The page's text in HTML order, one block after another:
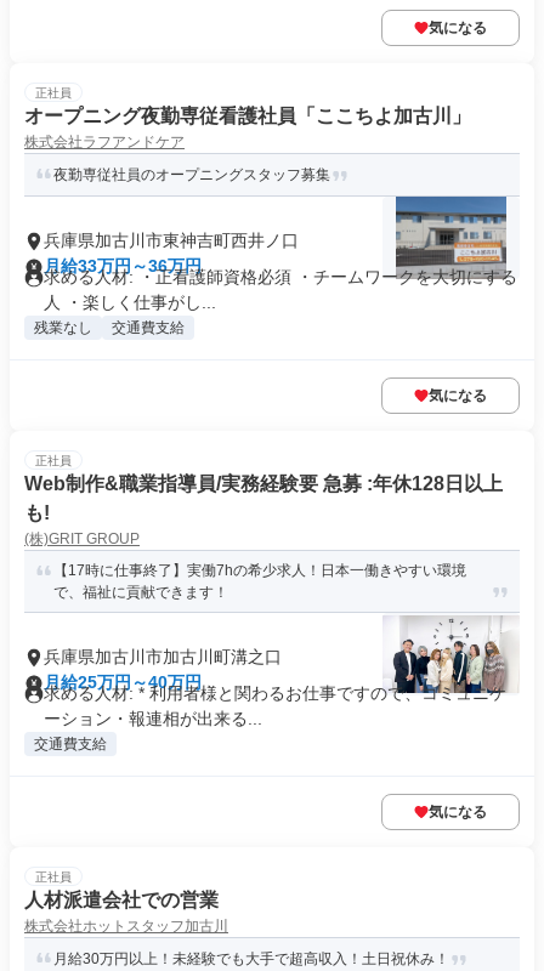
気になる
正社員
オープニング夜勤専従看護社員「ここちよ加古川」
株式会社ラフアンドケア
夜勤専従社員のオープニングスタッフ募集
兵庫県加古川市東神吉町西井ノ口
月給33万円～36万円
求める人材: ・正看護師資格必須 ・チームワークを大切にする
人 ・楽しく仕事がし...
残業なし 交通費支給
気になる
正社員
Web制作&職業指導員/実務経験要 急募 :年休128日以上
も!
(株)GRIT GROUP
【17時に仕事終了】実働7hの希少求人！日本一働きやすい環境
で、福祉に貢献できます！
兵庫県加古川市加古川町溝之口
月給25万円～40万円
求める人材: * 利用者様と関わるお仕事ですので、コミュニケ
ーション・報連相が出来る...
交通費支給
気になる
正社員
人材派遣会社での営業
株式会社ホットスタッフ加古川
月給30万円以上！未経験でも大手で超高収入！土日祝休み！